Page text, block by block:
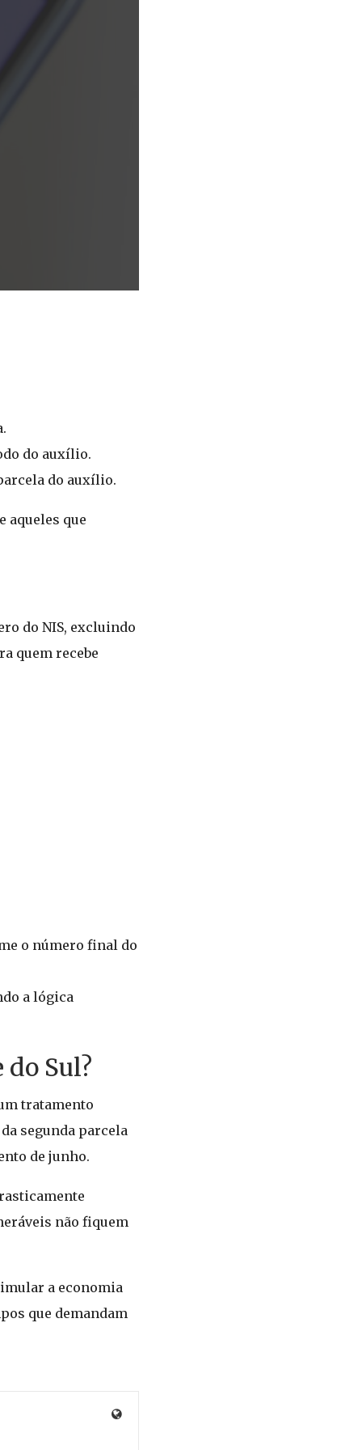
do auxílio.
do auxílio.
aqueles que
do NIS, excluindo
quem recebe
o número final do
a lógica
Sul?
tratamento
segunda parcela
de junho.
não fiquem
a economia
que demandam